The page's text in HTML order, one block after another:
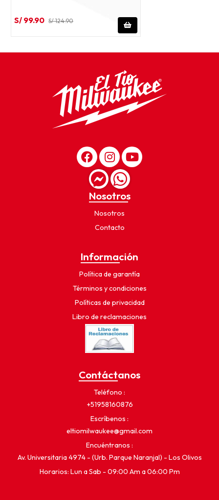
S/ 99.90 S/ 124.90
Nosotros
Nosotros
Contacto
Información
Política de garantía
Términos y condiciones
Políticas de privacidad
Libro de reclamaciones
Contáctanos
Teléfono
+51958160876
Escríbenos
eltiomilwaukee@gmail.com
Encuéntranos
Av. Universitaria 4974 - (Urb. Parque Naranjal) - Los Olivos
Horarios: Lun a Sab - 09:00 Am a 06:00 Pm